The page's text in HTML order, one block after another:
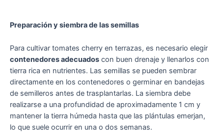
Preparación y siembra de las semillas
Para cultivar tomates cherry en terrazas, es necesario elegir
contenedores adecuados con buen drenaje y llenarlos con
tierra rica en nutrientes. Las semillas se pueden sembrar
directamente en los contenedores o germinar en bandejas
de semilleros antes de trasplantarlas. La siembra debe
realizarse a una profundidad de aproximadamente 1 cm y
mantener la tierra húmeda hasta que las plántulas emerjan,
lo que suele ocurrir en una o dos semanas.